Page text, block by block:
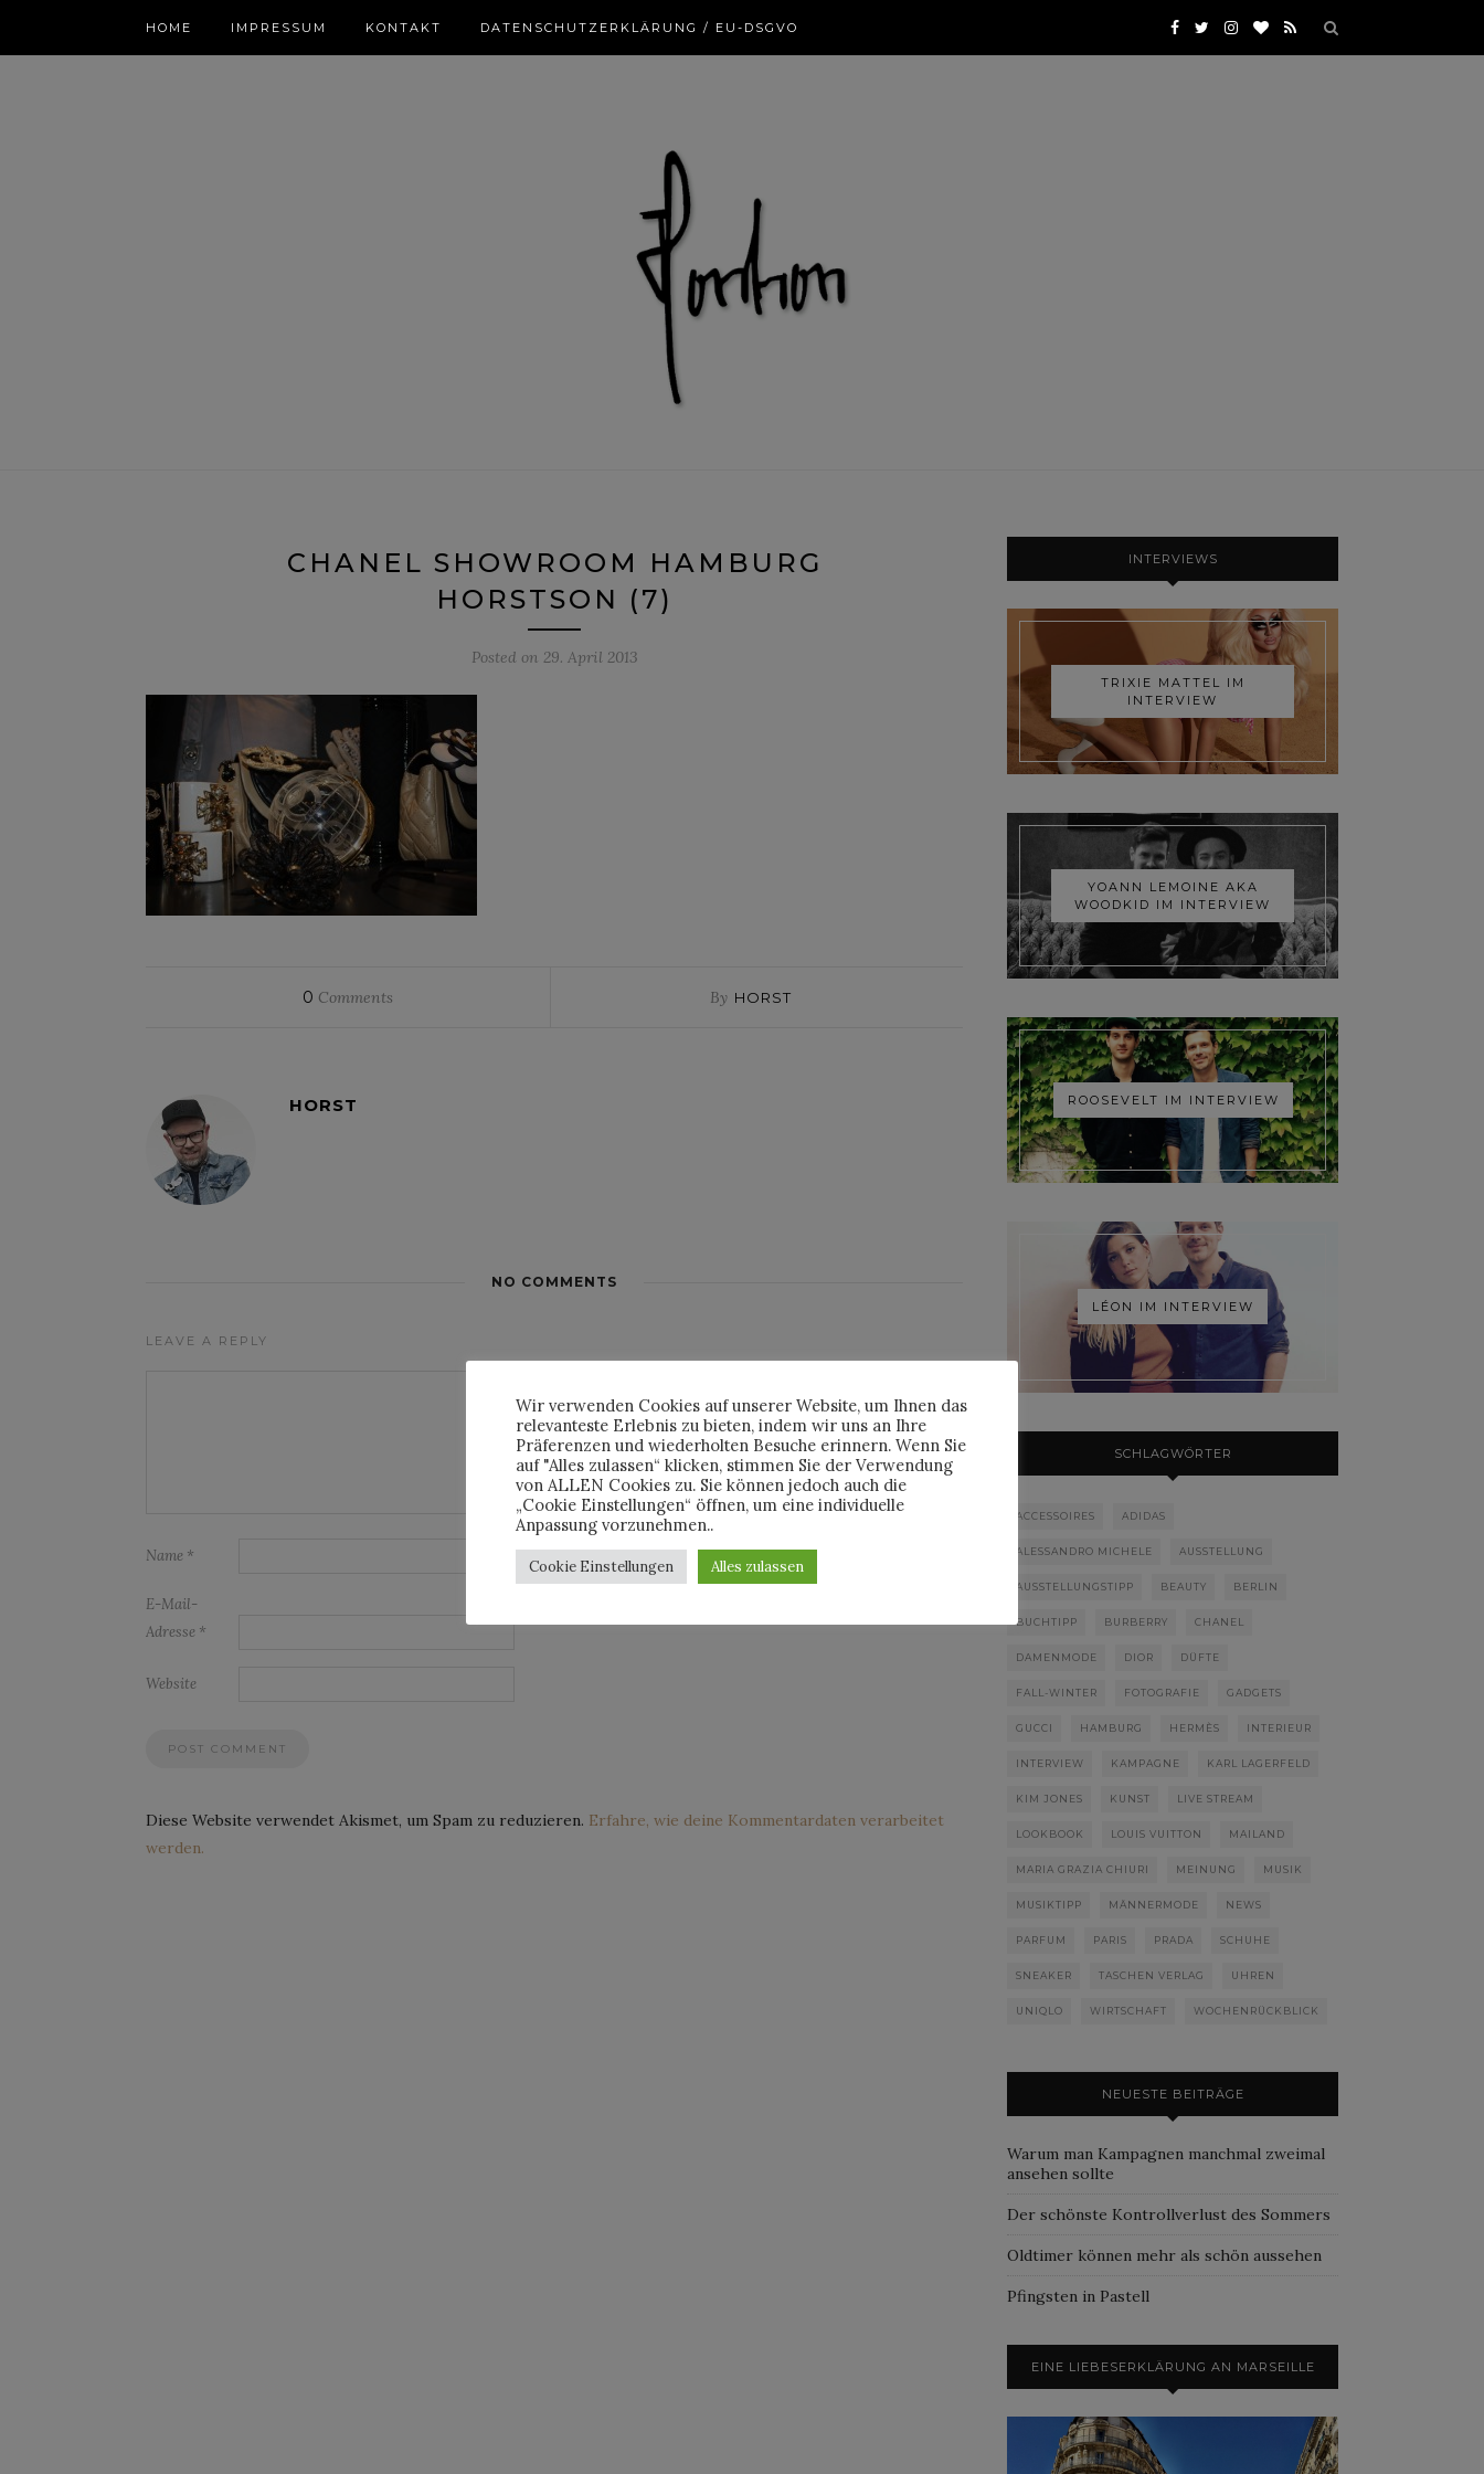
HOME IMPRESSUM KONTAKT DATENSCHUTZERKLÄRUNG / EU-DSGVO
CHANEL SHOWROOM HAMBURG
HORSTSON (7)
Posted on 29. April 2013
0 Comments By HORST
HORST
NO COMMENTS
LEAVE A REPLY
Name *
E-Mail-
Adresse *
Website
Diese Website verwendet Akismet, um Spam zu reduzieren. Erfahre, wie deine Kommentardaten verarbeitet
werden.
INTERVIEWS
TRIXIE MATTEL IM
INTERVIEW
YOANN LEMOINE AKA
WOODKID IM INTERVIEW
ROOSEVELT IM INTERVIEW
LÉON IM INTERVIEW
SCHLAGWÖRTER
ACCESSOIRES ADIDAS
ALESSANDRO MICHELE AUSSTELLUNG
AUSSTELLUNGSTIPP BEAUTY BERLIN
BUCHTIPP BURBERRY CHANEL
DAMENMODE DIOR DÜFTE
FALL-WINTER FOTOGRAFIE GADGETS
GUCCI HAMBURG HERMÈS INTERIEUR
INTERVIEW KAMPAGNE KARL LAGERFELD
KIM JONES KUNST LIVE STREAM
LOOKBOOK LOUIS VUITTON MAILAND
MARIA GRAZIA CHIURI MEINUNG MUSIK
MUSIKTIPP MÄNNERMODE NEWS
PARFUM PARIS PRADA SCHUHE
SNEAKER TASCHEN VERLAG UHREN
UNIQLO WIRTSCHAFT WOCHENRÜCKBLICK
NEUESTE BEITRÄGE
Warum man Kampagnen manchmal zweimal
ansehen sollte
Der schönste Kontrollverlust des Sommers
Oldtimer können mehr als schön aussehen
Pfingsten in Pastell
EINE LIEBESERKLÄRUNG AN MARSEILLE
Wir verwenden Cookies auf unserer Website, um Ihnen das
relevanteste Erlebnis zu bieten, indem wir uns an Ihre
Präferenzen und wiederholten Besuche erinnern. Wenn Sie
auf "Alles zulassen“ klicken, stimmen Sie der Verwendung
von ALLEN Cookies zu. Sie können jedoch auch die
„Cookie Einstellungen“ öffnen, um eine individuelle
Anpassung vorzunehmen..
Cookie Einstellungen Alles zulassen